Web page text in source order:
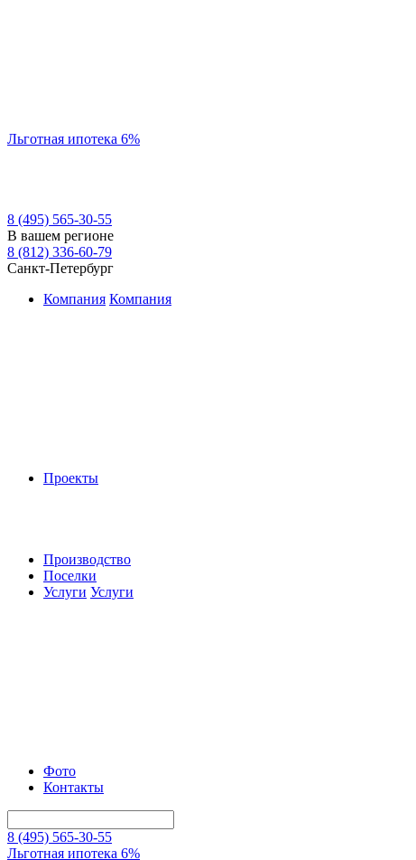
Льготная ипотека 6%
8 (495) 565-30-55
В вашем регионе
8 (812) 336-60-79
Санкт-Петербург
Компания Компания
Проекты
Производство
Поселки
Услуги Услуги
Фото
Контакты
8 (495) 565-30-55
Льготная ипотека 6%